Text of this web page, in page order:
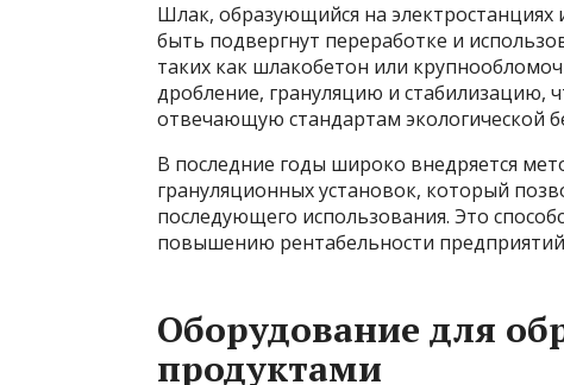
Шлак, образующийся на электростанциях
быть подвергнут переработке и
таких как шлакобетон или
дробление, грануляцию и стабилизацию,
отвечающую стандартам экологической
В последние годы широко внедряется
грануляционных установок, который
последующего использования. Это
повышению рентабельности
Оборудование для
продуктами